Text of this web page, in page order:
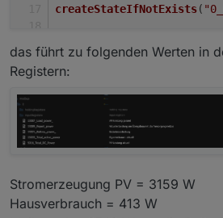
createStateIfNotExists(
createStateIfNotExists (
createStateIfNotExists(
createStateIfNotExists
createStateIfNotExists
// Decode running state
$powerGeneratedFromPV
das führt zu folgenden Werten in
Registern:
Stromerzeugung PV = 3159 W
Hausverbrauch = 413 W